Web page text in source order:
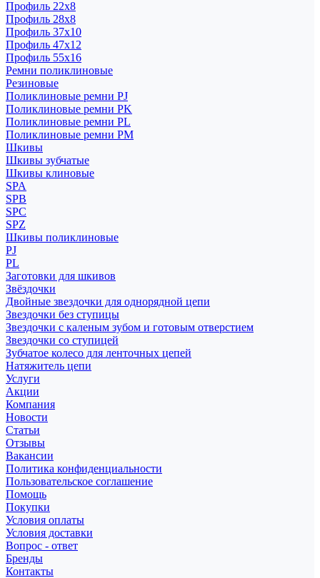
Профиль 22x8
Профиль 28x8
Профиль 37x10
Профиль 47x12
Профиль 55x16
Ремни поликлиновые
Резиновые
Поликлиновые ремни PJ
Поликлиновые ремни PK
Поликлиновые ремни PL
Поликлиновые ремни PM
Шкивы
Шкивы зубчатые
Шкивы клиновые
SPA
SPB
SPC
SPZ
Шкивы поликлиновые
PJ
PL
Заготовки для шкивов
Звёздочки
Двойные звездочки для однорядной цепи
Звездочки без ступицы
Звездочки с каленым зубом и готовым отверстием
Звездочки со ступицей
Зубчатое колесо для ленточных цепей
Натяжитель цепи
Услуги
Акции
Компания
Новости
Статьи
Отзывы
Вакансии
Политика конфиденциальности
Пользовательское соглашение
Помощь
Покупки
Условия оплаты
Условия доставки
Вопрос - ответ
Бренды
Контакты